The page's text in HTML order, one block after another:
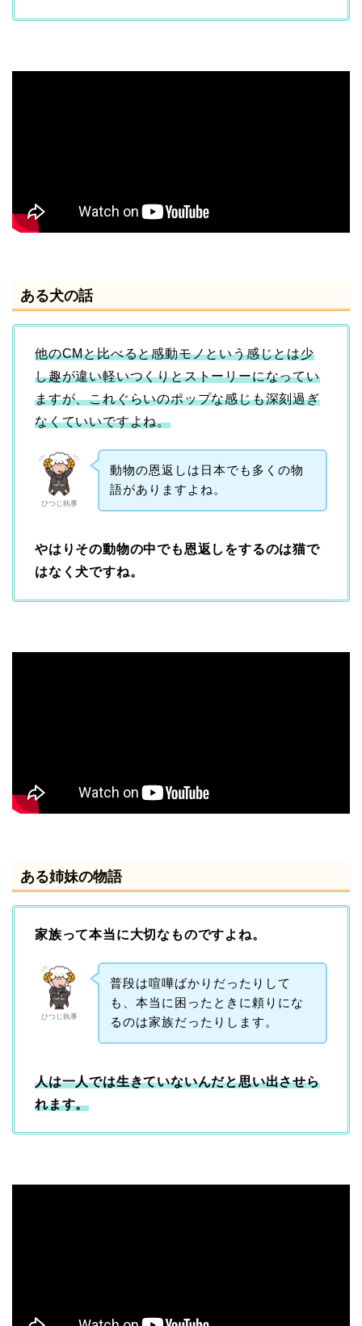
ある犬の話
他のCMと比べると感動モノという感じとは少
し趣が違い軽いつくりとストーリーになってい
ますが、これぐらいのポップな感じも深刻過ぎ
なくていいですよね。
ひつじ執事
動物の恩返しは日本でも多くの物
語がありますよね。
やはりその動物の中でも恩返しをするのは猫で
はなく犬ですね。
ある姉妹の物語
家族って本当に大切なものですよね。
ひつじ執事
普段は喧嘩ばかりだったりして
も、本当に困ったときに頼りにな
るのは家族だったりします。
人は一人では生きていないんだと思い出させら
れます。